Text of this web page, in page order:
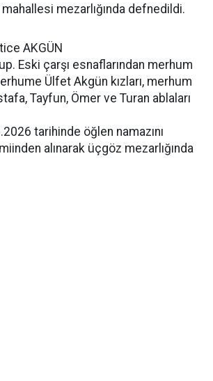
mahallesi mezarlığında defnedildi.
AKGÜN
Eski çarşı esnaflarından merhum
Ülfet Akgün kızları, merhum
Tayfun, Ömer ve Turan ablaları
tarihinde öğlen namazını
alınarak üçgöz mezarlığında